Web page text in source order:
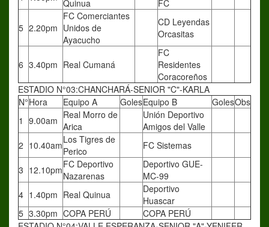
Quinua
FC
5 2.20pm
FC Comerciantes
Unidos de
Ayacucho
CD Leyendas
Orcasitas
6 3.40pm Real Cumaná
FC
Residentes
Coracoreños
ESTADIO N°03:CHANCHARÁ-SENIOR "C"-KARLA
N°Hora Equipo A GolesEquipo B GolesObs
1 9.00am Real Morro de
Arica
Unión Deportivo
Amigos del Valle
2 10.40amLos Tigres de
Perico
FC Sistemas
3 12.10pmFC Deportivo
Nazarenas
Deportivo GUE-
MC-99
4 1.40pm Real Quinua
Deportivo
Huascar
5 3.30pm COPA PERÚ
COPA PERÚ